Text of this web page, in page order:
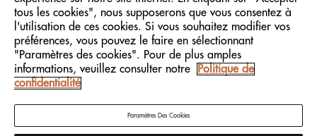
Langue: Français
tous les cookies", nous supposerons que vous consentez à
l'utilisation de ces cookies. Si vous souhaitez modifier vos
préférences, vous pouvez le faire en sélectionnant
"Paramètres des cookies". Pour de plus amples
informations, veuillez consulter notre
Politique de
confidentialité
Paramètres Des Cookies